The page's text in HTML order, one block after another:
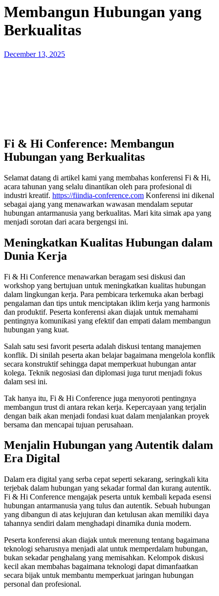
Membangun Hubungan yang
Berkualitas
Posted
December 13, 2025
Fi & Hi Conference: Membangun
Hubungan yang Berkualitas
Selamat datang di artikel kami yang membahas konferensi Fi & Hi,
acara tahunan yang selalu dinantikan oleh para profesional di
industri kreatif. https://fiindia-conference.com Konferensi ini dikenal
sebagai ajang yang menawarkan wawasan mendalam seputar
hubungan antarmanusia yang berkualitas. Mari kita simak apa yang
menjadi sorotan dari acara bergengsi ini.
Meningkatkan Kualitas Hubungan dalam
Dunia Kerja
Fi & Hi Conference menawarkan beragam sesi diskusi dan
workshop yang bertujuan untuk meningkatkan kualitas hubungan
dalam lingkungan kerja. Para pembicara terkemuka akan berbagi
pengalaman dan tips untuk menciptakan iklim kerja yang harmonis
dan produktif. Peserta konferensi akan diajak untuk memahami
pentingnya komunikasi yang efektif dan empati dalam membangun
hubungan yang kuat.
Salah satu sesi favorit peserta adalah diskusi tentang manajemen
konflik. Di sinilah peserta akan belajar bagaimana mengelola konflik
secara konstruktif sehingga dapat memperkuat hubungan antar
kolega. Teknik negosiasi dan diplomasi juga turut menjadi fokus
dalam sesi ini.
Tak hanya itu, Fi & Hi Conference juga menyoroti pentingnya
membangun trust di antara rekan kerja. Kepercayaan yang terjalin
dengan baik akan menjadi fondasi kuat dalam menjalankan proyek
bersama dan mencapai tujuan perusahaan.
Menjalin Hubungan yang Autentik dalam
Era Digital
Dalam era digital yang serba cepat seperti sekarang, seringkali kita
terjebak dalam hubungan yang sekadar formal dan kurang autentik.
Fi & Hi Conference mengajak peserta untuk kembali kepada esensi
hubungan antarmanusia yang tulus dan autentik. Sebuah hubungan
yang dibangun di atas kejujuran dan ketulusan akan memiliki daya
tahannya sendiri dalam menghadapi dinamika dunia modern.
Peserta konferensi akan diajak untuk merenung tentang bagaimana
teknologi seharusnya menjadi alat untuk memperdalam hubungan,
bukan sekadar penghalang yang memisahkan. Kelompok diskusi
kecil akan membahas bagaimana teknologi dapat dimanfaatkan
secara bijak untuk membantu memperkuat jaringan hubungan
personal dan profesional.